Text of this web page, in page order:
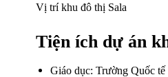
Vị trí khu đô thị Sala
Tiện ích dự án
Giáo dục: Trường Quốc